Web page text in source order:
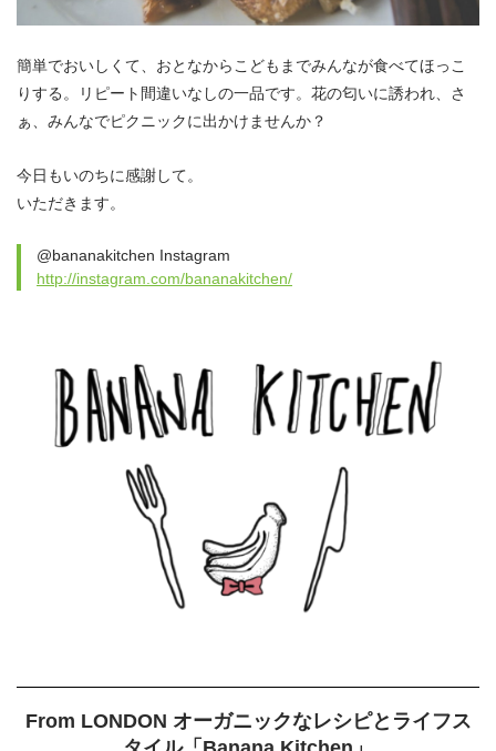
簡単でおいしくて、おとなからこどもまでみんなが食べてほっこ
りする。リピート間違いなしの一品です。花の匂いに誘われ、さ
ぁ、みんなでピクニックに出かけませんか？
今日もいのちに感謝して。
いただきます。
@bananakitchen Instagram
http://instagram.com/bananakitchen/
From LONDON オーガニックなレシピとライフス